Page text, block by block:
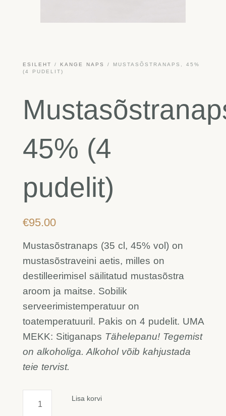
ESILEHT / KANGE NAPS
/ MUSTASÕSTRANAPS, 45%
(4 PUDELIT)
45% (4
pudelit)
€95.00
Mustasõstranaps (35 cl, 45% vol) on
mustasõstraveini aetis, milles on
destilleerimisel säilitatud mustasõstra
aroom ja maitse. Sobilik
serveerimistemperatuur on
toatemperatuuril. Pakis on 4 pudelit. UMA
MEKK: Sitiganaps Tähelepanu! Tegemist
on alkoholiga. Alkohol võib kahjustada
teie tervist.
Mustasõstranaps,
45%
Lisa korvi